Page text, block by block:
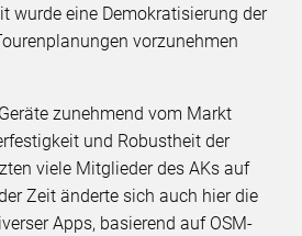
wurde eine Demokratisierung der
vorzunehmen
zunehmend vom Markt
und Robustheit der
viele Mitglieder des AKs auf
Zeit änderte sich auch hier die
Apps, basierend auf OSM-